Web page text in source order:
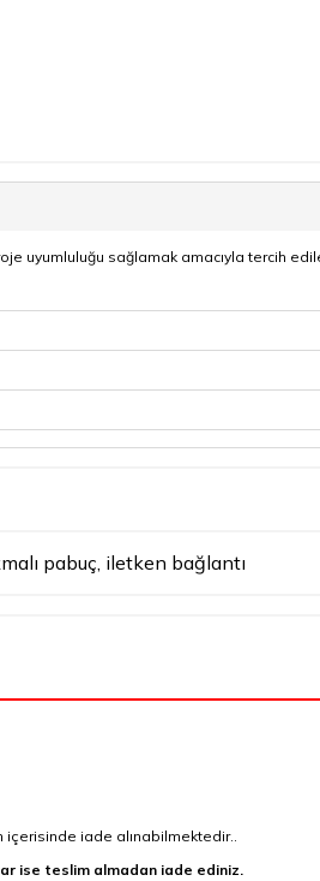
uyumluluğu sağlamak amacıyla tercih
pabuç, iletken bağlantı
içerisinde iade alınabilmektedir..
ise teslim almadan iade ediniz.